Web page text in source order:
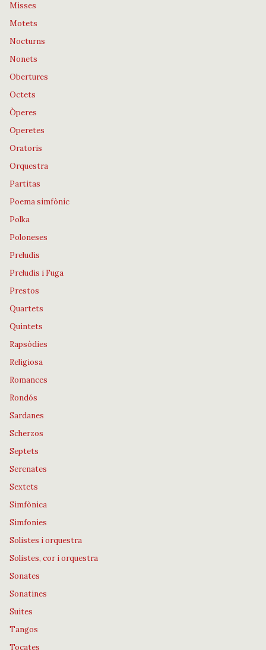
Misses
Motets
Nocturns
Nonets
Obertures
Octets
Òperes
Operetes
Oratoris
Orquestra
Partitas
Poema simfònic
Polka
Poloneses
Preludis
Preludis i Fuga
Prestos
Quartets
Quintets
Rapsòdies
Religiosa
Romances
Rondós
Sardanes
Scherzos
Septets
Serenates
Sextets
Simfònica
Simfonies
Solistes i orquestra
Solistes, cor i orquestra
Sonates
Sonatines
Suites
Tangos
Tocates